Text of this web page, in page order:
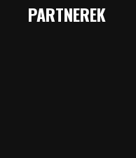
PARTNEREK